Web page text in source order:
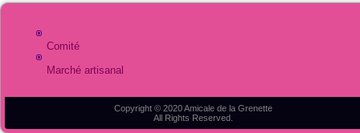
Comité
Marché artisanal
Copyright © 2020 Amicale de la Grenette
All Rights Reserved.